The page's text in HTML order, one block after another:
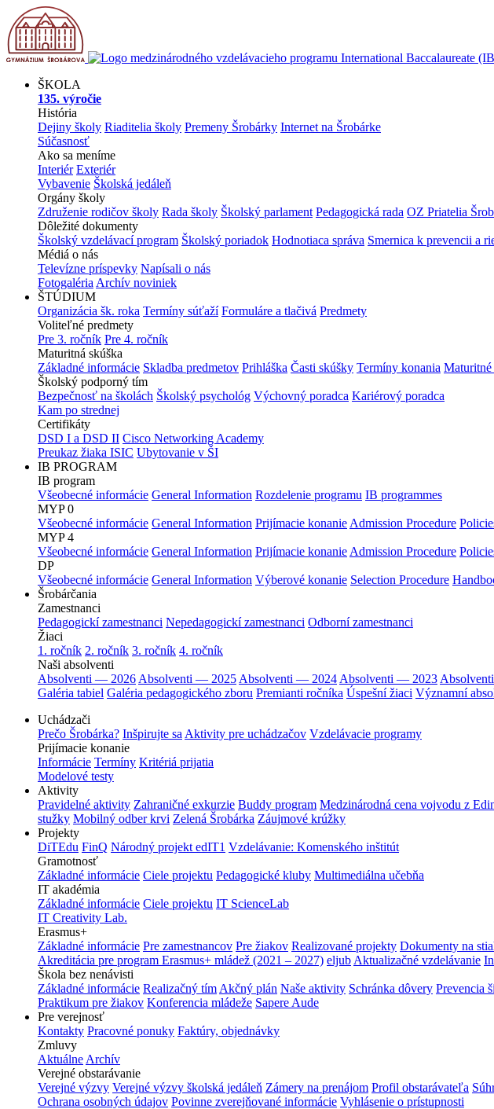
ŠKOLA
135. výročie
História
Dejiny školy Riaditelia školy Premeny Šrobárky Internet na Šrobárke
Súčasnosť
Ako sa meníme
Interiér Exteriér
Vybavenie Školská jedáleň
Orgány školy
Združenie rodičov školy Rada školy Školský parlament Pedagogická rada OZ Priatelia
Dôležité dokumenty
Školský vzdelávací program Školský poriadok Hodnotiaca správa Smernica k prevencii a
Médiá o nás
Televízne príspevky Napísali o nás
Fotogaléria Archív noviniek
ŠTÚDIUM
Organizácia šk. roka Termíny súťaží Formuláre a tlačivá Predmety
Voliteľné predmety
Pre 3. ročník Pre 4. ročník
Maturitná skúška
Základné informácie Skladba predmetov Prihláška Časti skúšky Termíny konania
Školský podporný tím
Bezpečnosť na školách Školský psychológ Výchovný poradca Kariérový poradca
Kam po strednej
Certifikáty
DSD I a DSD II Cisco Networking Academy
Preukaz žiaka ISIC Ubytovanie v ŠI
IB PROGRAM
IB program
Všeobecné informácie General Information Rozdelenie programu IB programmes
MYP 0
Všeobecné informácie General Information Prijímacie konanie Admission Procedure
MYP 4
Všeobecné informácie General Information Prijímacie konanie Admission Procedure
DP
Všeobecné informácie General Information Výberové konanie Selection Procedure
Šrobárčania
Zamestnanci
Pedagogickí zamestnanci Nepedagogickí zamestnanci Odborní zamestnanci
Žiaci
1. ročník 2. ročník 3. ročník 4. ročník
Naši absolventi
Absolventi — 2026 Absolventi — 2025 Absolventi — 2024 Absolventi — 2023
Galéria tabiel Galéria pedagogického zboru Premianti ročníka Úspešní žiaci Významní
Uchádzači
Prečo Šrobárka? Inšpirujte sa Aktivity pre uchádzačov Vzdelávacie programy
Prijímacie konanie
Informácie Termíny Kritériá prijatia
Modelové testy
Aktivity
Pravidelné aktivity Zahraničné exkurzie Buddy program Medzinárodná cena vojvodu z
stužky Mobilný odber krvi Zelená Šrobárka Záujmové krúžky
Projekty
DiTEdu FinQ Národný projekt edIT1 Vzdelávanie: Komenského inštitút
Gramotnosť
Základné informácie Ciele projektu Pedagogické kluby Multimediálna učebňa
IT akadémia
Základné informácie Ciele projektu IT ScienceLab
IT Creativity Lab.
Erasmus+
Základné informácie Pre zamestnancov Pre žiakov Realizované projekty Dokumenty na
Akreditácia pre program Erasmus+ mládež (2021 – 2027) eljub Aktualizačné vzdelávanie
Škola bez nenávisti
Základné informácie Realizačný tím Akčný plán Naše aktivity Schránka dôvery Prevencia
Praktikum pre žiakov Konferencia mládeže Sapere Aude
Pre verejnosť
Kontakty Pracovné ponuky Faktúry, objednávky
Zmluvy
Aktuálne Archív
Verejné obstarávanie
Verejné výzvy Verejné výzvy školská jedáleň Zámery na prenájom Profil obstarávateľa
Ochrana osobných údajov Povinne zverejňované informácie Vyhlásenie o prístupnosti